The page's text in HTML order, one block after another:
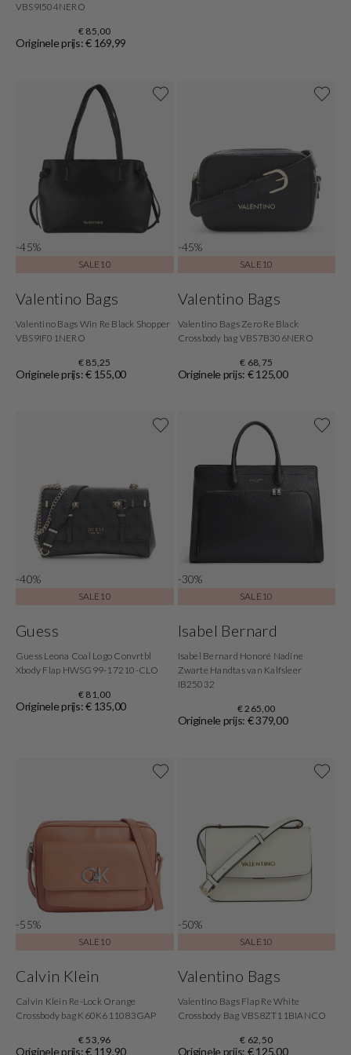
VBS9I504NERO
€ 85,00
Originele prijs: € 169,99
-45%
SALE10
Valentino Bags
Valentino Bags Win Re Black Shopper
VBS9IF01NERO
€ 85,25
Originele prijs: € 155,00
-45%
SALE10
Valentino Bags
Valentino Bags Zero Re Black
Crossbody bag VBS7B306NERO
€ 68,75
Originele prijs: € 125,00
-40%
SALE10
Guess
Guess Leona Coal Logo Convrtbl
Xbody Flap HWSG99-17210-CLO
€ 81,00
Originele prijs: € 135,00
-30%
SALE10
Isabel Bernard
Isabel Bernard Honoré Nadine
Zwarte Handtas van Kalfsleer
IB25032
€ 265,00
Originele prijs: € 379,00
-55%
SALE10
Calvin Klein
Calvin Klein Re-Lock Orange
Crossbody bag K60K611083GAP
€ 53,96
Originele prijs: € 119,90
-50%
SALE10
Valentino Bags
Valentino Bags Flap Re White
Crossbody Bag VBS8ZT11BIANCO
€ 62,50
Originele prijs: € 125,00